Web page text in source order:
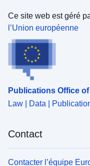
Ce site web est géré
l’Union européenne
Publications Office
Law | Data |
Contact
Contacter l’équipe